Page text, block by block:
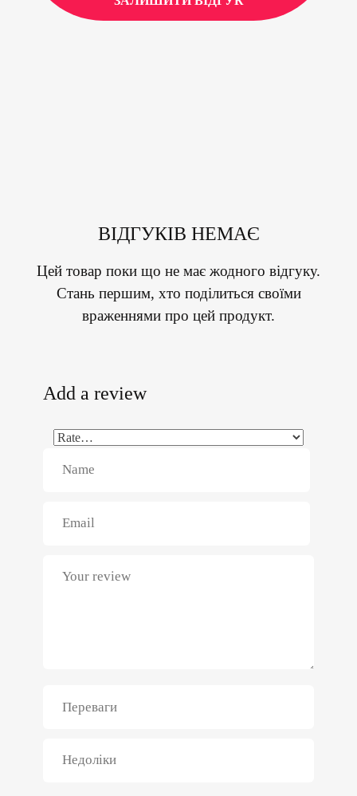
ВІДГУКІВ НЕМАЄ
Цей товар поки що не має жодного відгуку.
Стань першим, хто поділиться своїми
враженнями про цей продукт.
Add a review